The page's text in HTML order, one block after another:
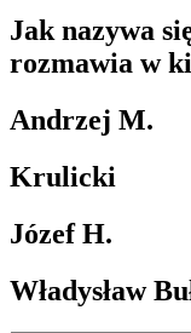
Jak nazywa
rozmawia w
Andrzej M.
Krulicki
Józef H.
Władysław